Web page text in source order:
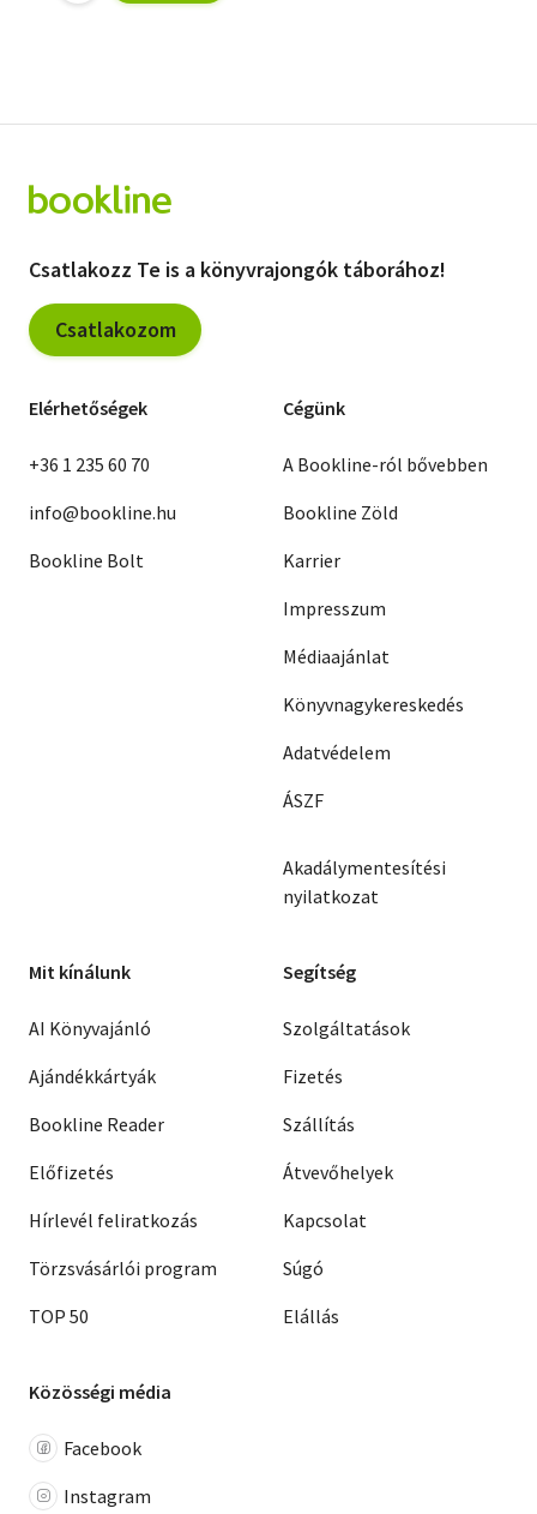
Csatlakozz Te is a könyvrajongók táborához!
Csatlakozom
Elérhetőségek
+36 1 235 60 70
info@bookline.hu
Bookline Bolt
Cégünk
A Bookline-ról bővebben
Bookline Zöld
Karrier
Impresszum
Médiaajánlat
Könyvnagykereskedés
Adatvédelem
ÁSZF
Akadálymentesítési
nyilatkozat
Mit kínálunk
AI Könyvajánló
Ajándékkártyák
Bookline Reader
Előfizetés
Hírlevél feliratkozás
Törzsvásárlói program
TOP 50
Segítség
Szolgáltatások
Fizetés
Szállítás
Átvevőhelyek
Kapcsolat
Súgó
Elállás
Közösségi média
Facebook
Instagram